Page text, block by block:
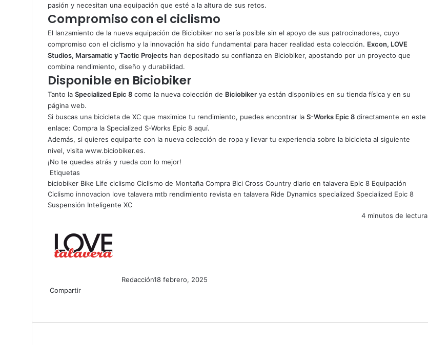
pasión y necesitan una equipación que esté a la altura de sus retos.
Compromiso con el ciclismo
El lanzamiento de la nueva equipación de Biciobiker no sería posible sin el apoyo de sus patrocinadores, cuyo
compromiso con el ciclismo y la innovación ha sido fundamental para hacer realidad esta colección. Excon, LOVE
Studios, Marsamatic y Tactic Projects han depositado su confianza en Biciobiker, apostando por un proyecto que
combina rendimiento, diseño y durabilidad.
Disponible en Biciobiker
Tanto la Specialized Epic 8 como la nueva colección de Biciobiker ya están disponibles en su tienda física y en su
página web.
Si buscas una bicicleta de XC que maximice tu rendimiento, puedes encontrar la S-Works Epic 8 directamente en este
enlace: Compra la Specialized S-Works Epic 8 aquí.
Además, si quieres equiparte con la nueva colección de ropa y llevar tu experiencia sobre la bicicleta al siguiente
nivel, visita www.biciobiker.es.
¡No te quedes atrás y rueda con lo mejor!
Etiquetas
biciobiker Bike Life ciclismo Ciclismo de Montaña Compra Bici Cross Country diario en talavera Epic 8 Equipación
Ciclismo innovacion love talavera mtb rendimiento revista en talavera Ride Dynamics specialized Specialized Epic 8
Suspensión Inteligente XC
Redacción18 febrero, 2025
4 minutos de lectura
Compartir
cnalnm
p